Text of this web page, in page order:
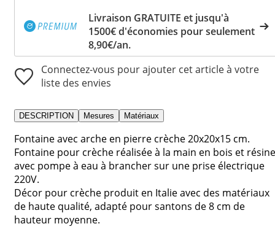
Livraison GRATUITE et jusqu'à
1500€ d'économies pour seulement
8,90€/an.
Connectez-vous pour ajouter cet article à votre
liste des envies
DESCRIPTION Mesures Matériaux
Fontaine avec arche en pierre crèche 20x20x15 cm.
Fontaine pour crèche réalisée à la main en bois et résine
avec pompe à eau à brancher sur une prise électrique
220V.
Décor pour crèche produit en Italie avec des matériaux
de haute qualité, adapté pour santons de 8 cm de
hauteur moyenne.